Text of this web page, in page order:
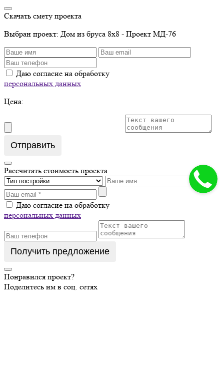
Скачать смету проекта
Выбран проект: Дом из бруса 8х8 - Проект МД-76
Даю согласие на обработку
персональных данных
Цена:
Отправить
Рассчитать стоимость проекта
Даю согласие на обработку
персональных данных
Получить предложение
Понравился проект?
Поделитесь им в соц. сетях